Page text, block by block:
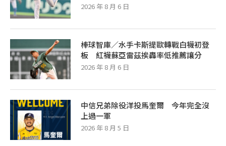
2026 年 8 月 6 日
棒球智庫／水手卡斯提歐轉戰白襪初登
板 紅襪蘇亞雷茲挨轟率低推薦讓分
2026 年 8 月 6 日
中信兄弟除役洋投馬奎爾 今年完全沒
上過一軍
2026 年 8 月 5 日